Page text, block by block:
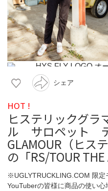
シェア
HOT !
ヒステリックグ
ル サロペット デ
GLAMOUR（ヒス
の「RS/TOUR
※UGLYTRUCKLING.COM 限定
YouTuberの皆様に商品の使い